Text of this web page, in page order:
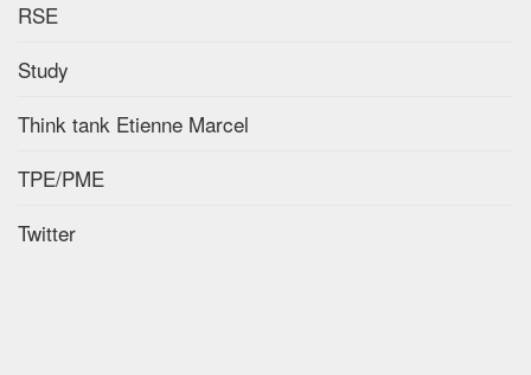
RSE
Study
Think tank Etienne Marcel
TPE/PME
Twitter